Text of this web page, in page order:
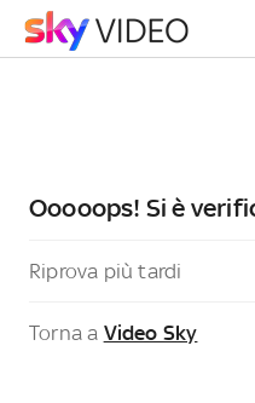
Ooooops! Si è
Riprova più tardi
Torna a Video Sky